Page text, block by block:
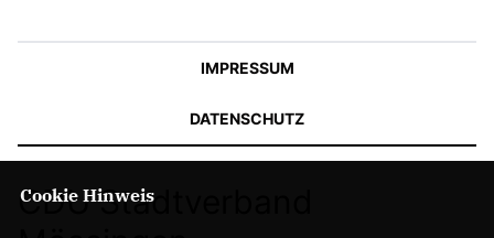
IMPRESSUM
DATENSCHUTZ
CDU Stadtverband
Cookie Hinweis